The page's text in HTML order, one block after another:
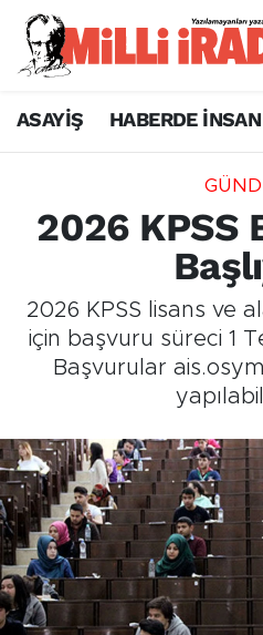
ASAYİŞ HABERDE İNSAN
2026 KPSS
2026 KPSS lisans ve
için başvuru süreci 1
Başvurular